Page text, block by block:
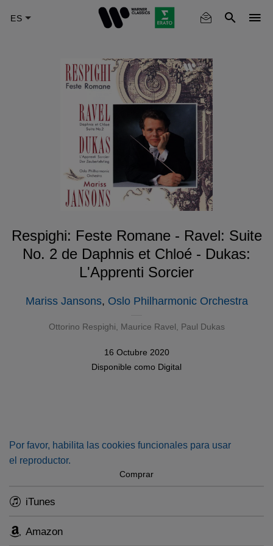
Respighi: Feste Romane - Ravel: Suite
No. 2 de Daphnis et Chloé - Dukas:
L'Apprenti Sorcier
Mariss Jansons, Oslo Philharmonic Orchestra
Ottorino Respighi Maurice Ravel Paul Dukas
16 Octubre 2020
Disponible como Digital
Por favor, habilita las cookies funcionales para usar
el reproductor.
Comprar
iTunes
Amazon